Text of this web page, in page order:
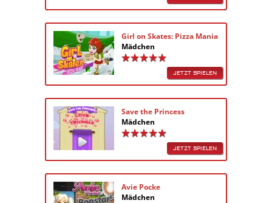
Girl on Skates: Pizza Mania
Mädchen
JETZT SPIELEN
Save the Princess
Mädchen
JETZT SPIELEN
Avie Pocke
Mädchen